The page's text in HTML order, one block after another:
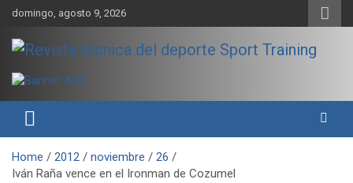
Skip
content
domingo, agosto 9, 2026
Revista técnica del deporte
Sport Training
rendimiento, nutrición y entrenamiento.
Home 2012 noviembre
26
Iván Raña vence en el Ironman de Cozumel